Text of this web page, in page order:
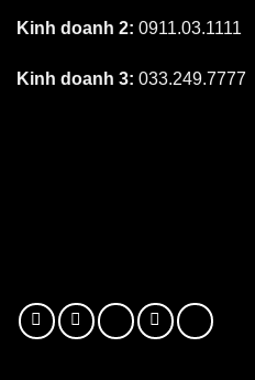
Kinh doanh 2: 0911.03.1111
Kinh doanh 3: 033.249.7777